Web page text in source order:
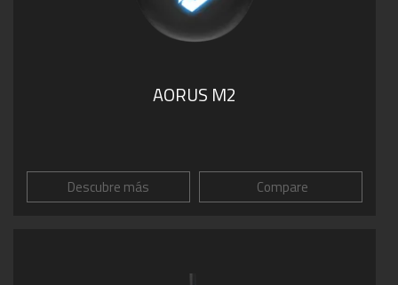
AORUS M2
Descubre más Compare